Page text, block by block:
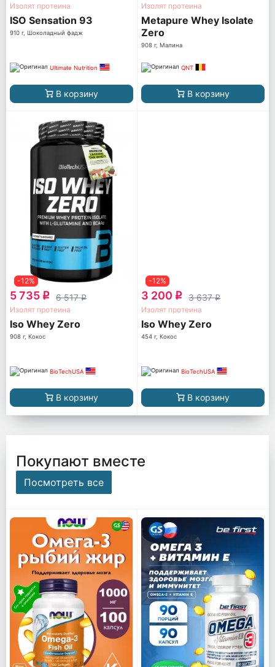
Изолят протеина
ISO Sensation 93
910 г, Шоколадный фадж
Ultimate Nutrition
В корзину
Изолят протеина
Metapure Whey Isolate
Zero
908 г, Малина
QNT
В корзину
-12%
5 735 q 6 517q
Изолят протеина
Iso Whey Zero
908 г, Кокос
BioTechUSA
В корзину
-12%
3 200 q 3 637q
Изолят протеина
Iso Whey Zero
454 г, Кокос
BioTechUSA
В корзину
Покупают вместе
Посмотреть все